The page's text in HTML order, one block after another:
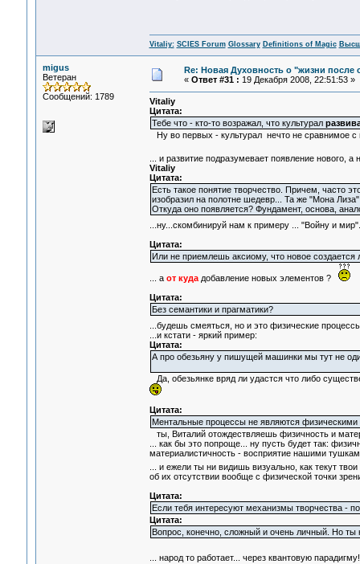
Vitaliy: SCIES Forum Glossary Definitions of Magic
migus
Ветеран
Сообщений: 1789
Re: Новая Духовность о "жизни после
« Ответ #31 : 19 Декабря 2008, 22:51:53 »
Vitaliy
Цитата:
Тебе что - кто-то возражал, что культурал
Ну во первых - культурал нечто не сравнимое с
... и развитие подразумевает появление нового,
Vitaliy
Цитата:
Есть такое понятие творчество. Причем, часто
изобразил на полотне шедевр... Та же "Мона
Откуда оно появляется? Фундамент, основа,
...ну...скомбинируй нам к примеру ... "Войну и
Цитата:
Или не приемлешь аксиому, что новое создается
... аот кудадобавление новых элементов ?
Цитата:
Без семантики и прагматики?
...будешь смеяться, но и это физические
...и кстати - яркий пример:
Цитата:
А про обезьяну у пишущей машинки мы тут не
Да, обезьянке вряд ли удастся что либо
Цитата:
Ментальные процессы не являются физическими
ты, Виталий отождествляешь физичность и
... как бы это попроще... ну пусть будет так:
материалистичность - восприятие нашими
... и ежели ты ни видишь визуально, как текут
об их отсутствии вообще с физической точки
Цитата:
Если тебя интересуют механизмы творчества -
Цитата:
Вопрос, конечно, сложный и очень личный. Но ты
... народ то работает... через квантовую